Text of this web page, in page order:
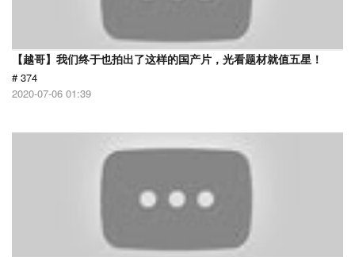
【越哥】我们终于也拍出了这样的国产片，光看题材就值五星！
# 374
2020-07-06 01:39